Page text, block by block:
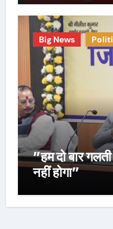
Big News
”हम दो बार
नहीं होगा”